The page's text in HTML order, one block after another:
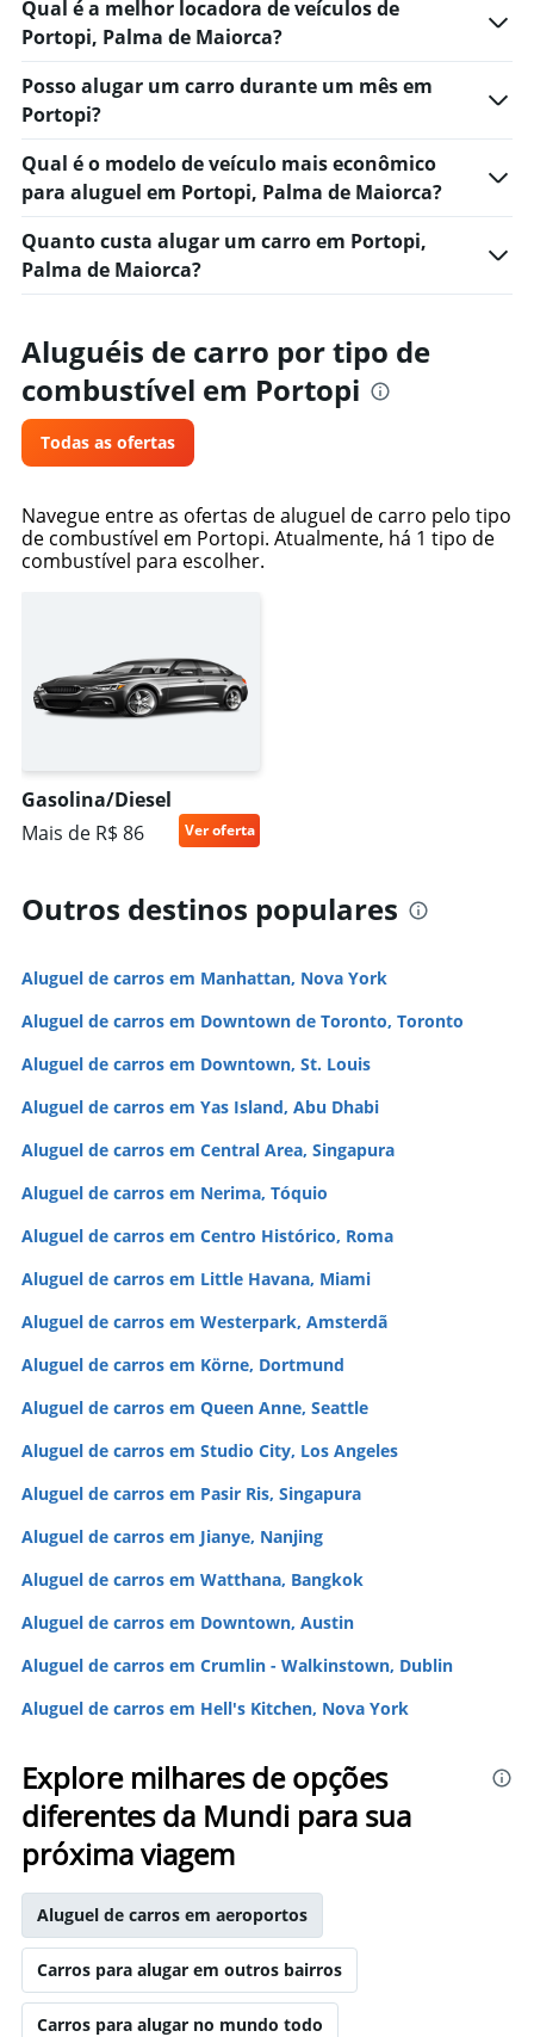
Qual é a melhor locadora de veículos de
Portopi, Palma de Maiorca?
Posso alugar um carro durante um mês em
Portopi?
Qual é o modelo de veículo mais econômico
para aluguel em Portopi, Palma de Maiorca?
Quanto custa alugar um carro em Portopi,
Palma de Maiorca?
Aluguéis de carro por tipo de
combustível em Portopi
Todas as ofertas
Navegue entre as ofertas de aluguel de carro pelo tipo
de combustível em Portopi. Atualmente, há 1 tipo de
combustível para escolher.
Gasolina/Diesel
Mais de R$ 86
Ver oferta
Outros destinos populares
Aluguel de carros em Manhattan, Nova York
Aluguel de carros em Downtown de Toronto, Toronto
Aluguel de carros em Downtown, St. Louis
Aluguel de carros em Yas Island, Abu Dhabi
Aluguel de carros em Central Area, Singapura
Aluguel de carros em Nerima, Tóquio
Aluguel de carros em Centro Histórico, Roma
Aluguel de carros em Little Havana, Miami
Aluguel de carros em Westerpark, Amsterdã
Aluguel de carros em Körne, Dortmund
Aluguel de carros em Queen Anne, Seattle
Aluguel de carros em Studio City, Los Angeles
Aluguel de carros em Pasir Ris, Singapura
Aluguel de carros em Jianye, Nanjing
Aluguel de carros em Watthana, Bangkok
Aluguel de carros em Downtown, Austin
Aluguel de carros em Crumlin - Walkinstown, Dublin
Aluguel de carros em Hell's Kitchen, Nova York
Explore milhares de opções
diferentes da Mundi para sua
próxima viagem
Aluguel de carros em aeroportos
Carros para alugar em outros bairros
Carros para alugar no mundo todo